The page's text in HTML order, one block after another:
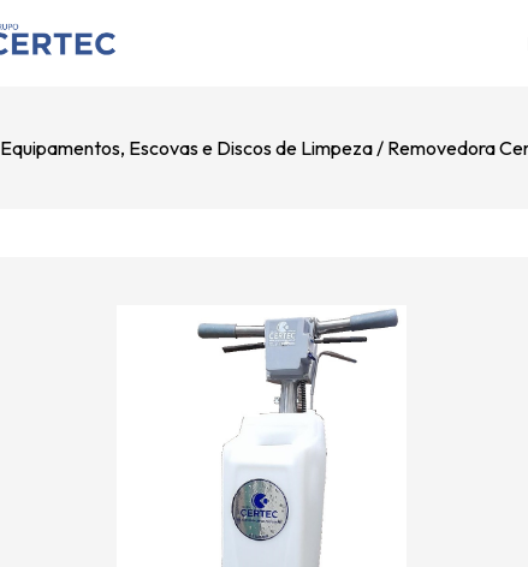
Equipamentos, Escovas e Discos de Limpeza Removedora